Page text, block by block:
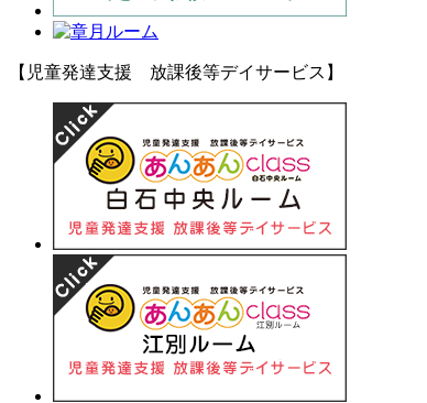
【児童発達支援 放課後等デイサービス】